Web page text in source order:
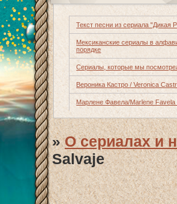
Текст песни из сериала "Дикая
Мексиканские сериалы в
порядке
Сериалы, которые мы
Вероника Кастро / Veronica
Марлене Фавела/Marlene Favela
»О сериалах и
Salvaje